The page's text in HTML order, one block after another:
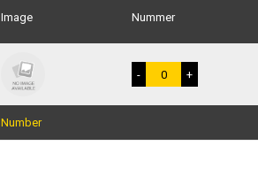
Image Nummer
Number